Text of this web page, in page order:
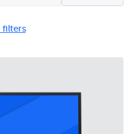
filters